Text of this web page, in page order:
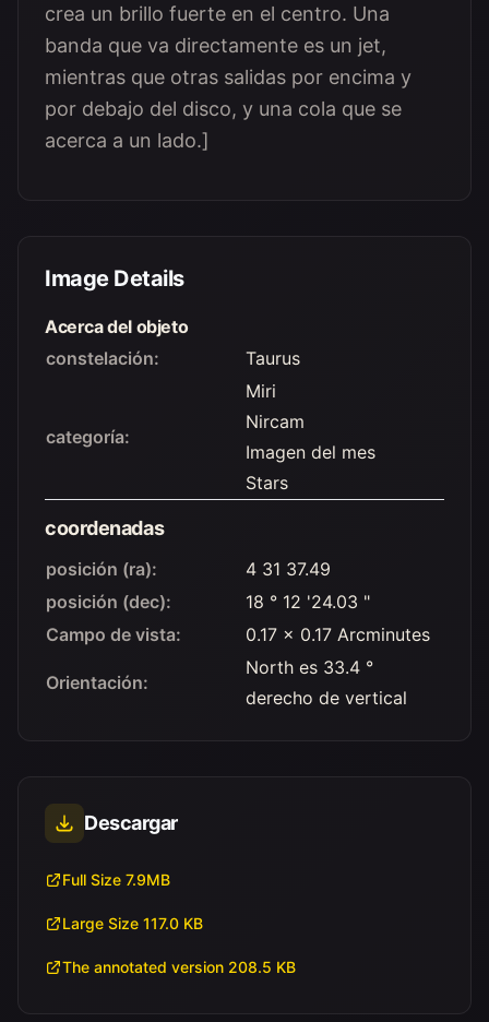
crea un brillo fuerte en el centro. Una
banda que va directamente es un jet,
mientras que otras salidas por encima y
por debajo del disco, y una cola que se
acerca a un lado.]
Image Details
Acerca del objeto
constelación:
Taurus
categoría:
Miri
Nircam
Imagen del mes
Stars
coordenadas
posición (ra):
4 31 37.49
posición (dec):
18 ° 12 '24.03 "
Campo de vista:
0.17 x 0.17 Arcminutes
Orientación:
North es 33.4 °
derecho de vertical
Descargar
Full Size 7.9MB
Large Size 117.0 KB
The annotated version 208.5 KB